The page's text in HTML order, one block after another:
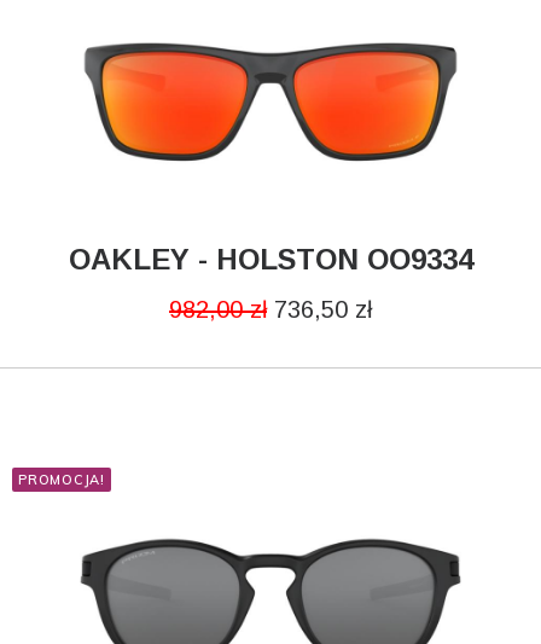
DODAJ DO KOSZYKA
OAKLEY - HOLSTON OO9334
982,00zł 736,50 zł
PROMOCJA!